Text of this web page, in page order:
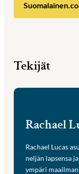
Tekijät
Rachael
Rachael Lucas
neljän lapsensa
ympäri